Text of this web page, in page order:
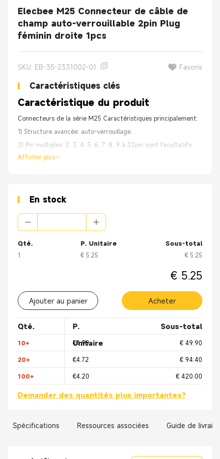
Elecbee M25 Connecteur de câble de
champ auto-verrouillable 2pin Plug
féminin droite 1pcs
SKU: EB-35-2331002-01 Favoris
Caractéristiques clés
Caractéristique du produit
Connecteurs de la série M25 Caractéristiques principalement:
1) Structure avancée: auto-verrouillage.
2) Pin multiples: 2, 3, 4, 5, 6, 7, 8, 9 à 22pin sont facultatifs.
* 2, 3, 4, 5pin pour le pouvoir
5) Longueur du câble: la longueur de câble différente peut être
personnalisée.
6) Plage d'applications: Affichage LED, équipement audio,
éclairage de rue, équipement électrique, machine
Afficher plus
En stock
Qté.
1
P. Unitaire
€ 5.25
Sous-total
€ 5.25
€ 5.25
Ajouter au panier Acheter
Qté.
P.
Unitaire
Sous-total
10+ €4.99 € 49.90
20+ €4.72 € 94.40
100+ €4.20 € 420.00
Demander des quantités plus importantes?
Spécifications Ressources associées Guide de